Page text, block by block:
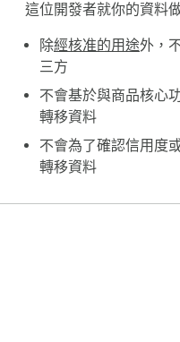
這位開發者就你的資料
除經核准的用途外，
三方
不會基於與商品核心
轉移資料
不會為了確認信用度
轉移資料